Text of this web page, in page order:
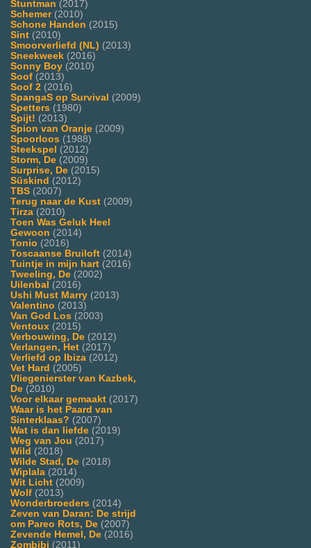
Stuntman (2017)
Schemer(2010)
Schone Handen (2015)
Sint (2010)
Smoorverliefd (NL) (2013)
Sneekweek (2016)
Sonny Boy (2010)
Soof (2013)
Soof 2 (2016)
SpangaS op Survival (2009)
Spetters (1980)
Spijt! (2013)
Spion van Oranje (2009)
Spoorloos (1988)
Steekspel (2012)
Storm, De (2009)
Surprise, De (2015)
Süskind (2012)
TBS (2007)
Terug naar de Kust (2009)
Tirza (2010)
Toen Was Geluk Heel
Gewoon (2014)
Tonio (2016)
Toscaanse Bruiloft (2014)
Tuintje in mijn hart (2016)
Tweeling, De (2002)
Uilenbal (2016)
Ushi Must Marry (2013)
Valentino (2013)
Van God Los (2003)
Ventoux (2015)
Verbouwing, De (2012)
Verlangen, Het (2017)
Verliefd op Ibiza (2012)
Vet Hard (2005)
Vliegenierster van Kazbek,
De (2010)
Voor elkaar gemaakt (2017)
Waar is het Paard van
Sinterklaas? (2007)
Wat is dan liefde (2019)
Weg van Jou (2017)
Wild (2018)
Wilde Stad, De (2018)
Wiplala (2014)
Wit Licht (2009)
Wolf (2013)
Wonderbroeders (2014)
Zeven van Daran: De strijd
om Pareo Rots, De (2007)
Zevende Hemel, De (2016)
Zombibi (2011)